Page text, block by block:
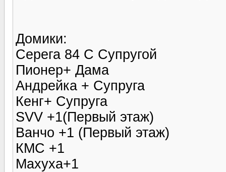
Домики:
Серега 84 С Супругой
Пионер+ Дама
Андрейка + Супруга
Кенг+ Супруга
SVV +1(Первый этаж)
Ванчо +1 (Первый этаж)
КМС +1
Махуха+1